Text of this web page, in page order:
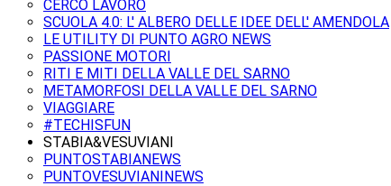
CERCO LAVORO
SCUOLA 4.0: L' ALBERO DELLE IDEE DELL' AMENDOLA
LE UTILITY DI PUNTO AGRO NEWS
PASSIONE MOTORI
RITI E MITI DELLA VALLE DEL SARNO
METAMORFOSI DELLA VALLE DEL SARNO
VIAGGIARE
#TECHISFUN
STABIA&VESUVIANI
PUNTOSTABIANEWS
PUNTOVESUVIANINEWS